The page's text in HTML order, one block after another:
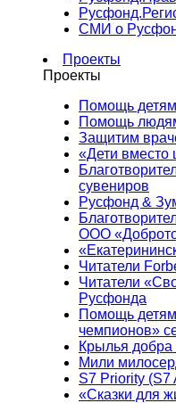
СМИ о
Проекты
Проекты
Помощь
Помощь
Защитим
«Дети вместо
сувениров
Русфонд &
ООО
Читатели
Читатели
Русфонда
Помощь детям
чемпионов»
Крылья добра
Мили
S7 Priority (S7
«Сказки для